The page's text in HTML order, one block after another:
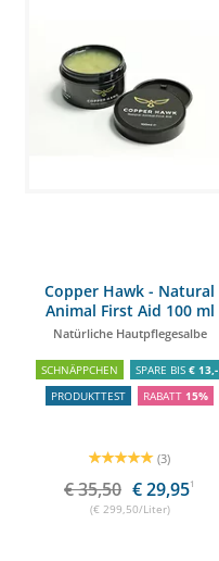
Copper Hawk - Natural
Animal First Aid 100 ml
Natürliche Hautpflegesalbe
SCHNÄPPCHEN SPARE BIS € 13,-
PRODUKTTEST
RABATT 15%
(3)
€ 35,50 € 29,951
(€ 299,50/Liter)